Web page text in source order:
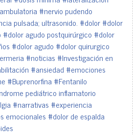
#nervio pudendo
pulsada; ultrasonido. #dolor#dolor
#dolor agudo postquirúrgico #dolor
#dolor agudo #dolor quirurgico
#noticias #Investigación en
#ansiedad #emociones
#Buprenorfina #Fentanilo
pediátrico inflamatorio
#narrativas #experiencia
emocionales #dolor de espalda